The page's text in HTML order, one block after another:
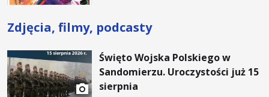
Zdjęcia, filmy, podcasty
Święto Wojska Polskiego w
Sandomierzu. Uroczystości już 15
sierpnia